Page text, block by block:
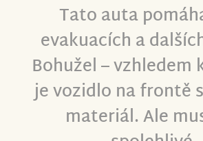
Tato auta
evakuacích a
Bohužel – vzhledem
je vozidlo na frontě
materiál. Ale